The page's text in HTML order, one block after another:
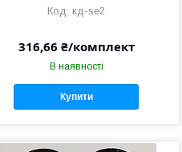
кд-se2
316,66 ₴/комплект
В наявності
Купити